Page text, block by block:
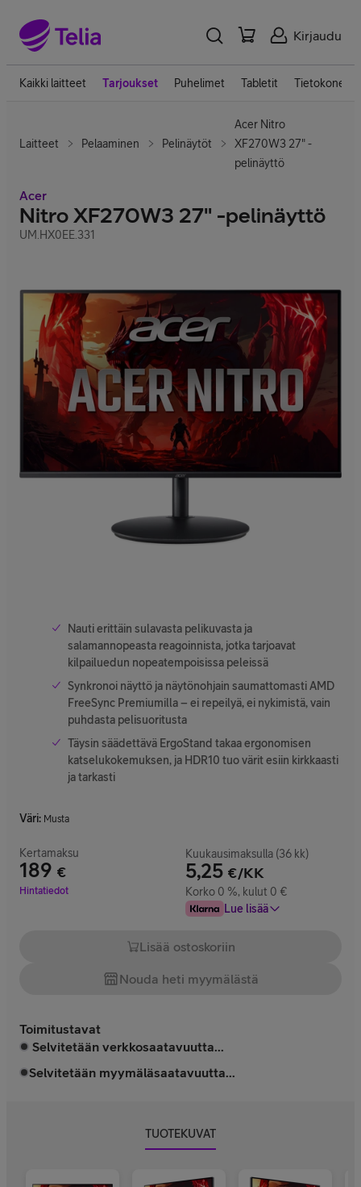
Kirjaudu
Kaikki laitteet Tarjoukset Puhelimet Tabletit Tietokoneet
Laitteet Pelaaminen Pelinäytöt
Acer Nitro
XF270W3 27" -
pelinäyttö
Acer
Nitro XF270W3 27" -pelinäyttö
UM.HX0EE.331
Nauti erittäin sulavasta pelikuvasta ja
salamannopeasta reagoinnista, jotka tarjoavat
kilpailuedun nopeatempoisissa peleissä
Synkronoi näyttö ja näytönohjain saumattomasti AMD
FreeSync Premiumilla – ei repeilyä, ei nykimistä, vain
puhdasta pelisuoritusta
Täysin säädettävä ErgoStand takaa ergonomisen
katselukokemuksen, ja HDR10 tuo värit esiin kirkkaasti
ja tarkasti
Väri: Musta
Kertamaksu
189 €
Hinta 189 €
Hintatiedot
Kuukausimaksulla (36 kk)
5,25 €/KK
Korko 0 %, kulut 0 €
Lue lisää
Lisää ostoskoriin
Nouda heti myymälästä
Toimitustavat
Selvitetään verkkosaatavuutta...
Selvitetään myymäläsaatavuutta...
TUOTEKUVAT